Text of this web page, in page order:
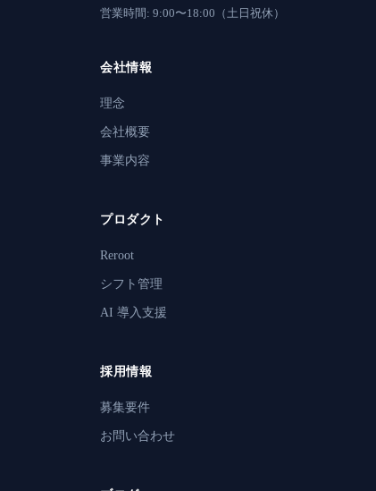
営業時間: 9:00〜18:00（土日祝休）
会社情報
理念
会社概要
事業内容
プロダクト
Reroot
シフト管理
AI 導入支援
採用情報
募集要件
お問い合わせ